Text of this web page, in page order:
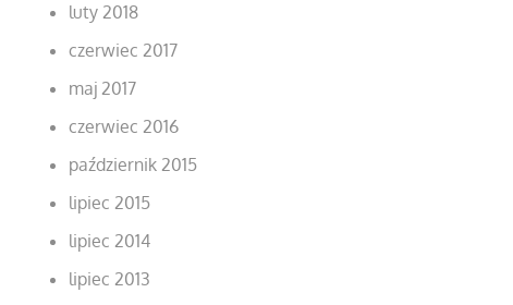
luty 2018
czerwiec 2017
maj 2017
czerwiec 2016
październik 2015
lipiec 2015
lipiec 2014
lipiec 2013